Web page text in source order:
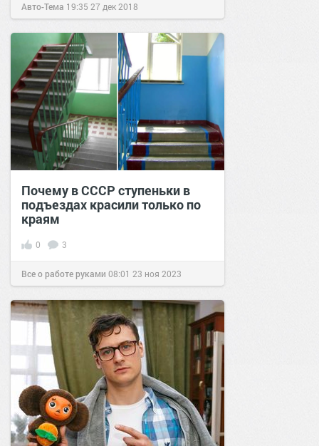
Авто-Тема 19:35 27 дек 2018
Почему в СССР ступеньки в
подъездах красили только по
краям
0 3
Все о работе руками 08:01 23 ноя 2023